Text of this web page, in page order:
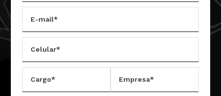
E-mail*
Celular*
Cargo* Empresa*